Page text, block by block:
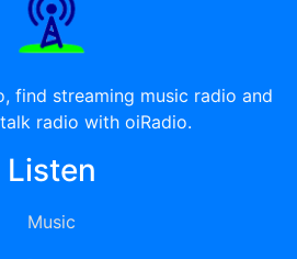
find streaming music radio and
radio with oiRadio.
Listen
Music